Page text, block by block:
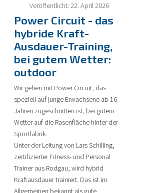
Veröffentlicht: 22. April 2026
Power Circuit - das
hybride Kraft-
Ausdauer-Training,
bei gutem Wetter:
outdoor
Wir gehen mit Power Circuit, das
speziell auf junge Erwachsene ab 16
Jahren zugeschnitten ist, bei gutem
Wetter auf die Rasenfläche hinter der
Sportfabrik.
Unter der Leitung von Lars Schilling,
zertifizierter Fitness- und Personal
Trainer aus Rodgau, wird hybrid
Kraftausdauer trainiert. Das ist im